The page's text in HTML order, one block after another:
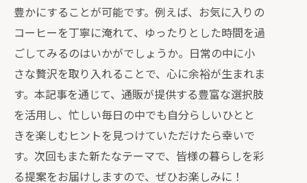
豊かにすることが可能です。例えば、お気に入りの
コーヒーを丁寧に淹れて、ゆったりとした時間を過
ごしてみるのはいかがでしょうか。日常の中に小
さな贅沢を取り入れることで、心に余裕が生まれま
す。本記事を通じて、通販が提供する豊富な選択肢
を活用し、忙しい毎日の中でも自分らしいひとと
きを楽しむヒントを見つけていただけたら幸いで
す。次回もまた新たなテーマで、皆様の暮らしを彩
る提案をお届けしますので、ぜひお楽しみに！